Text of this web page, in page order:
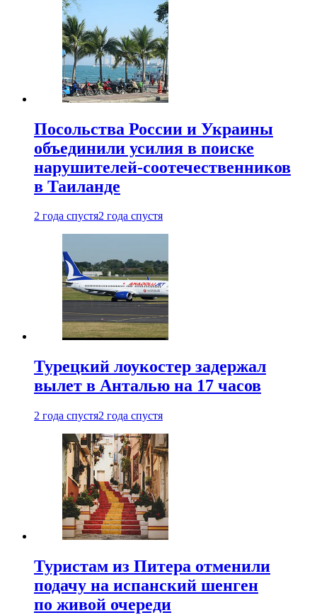
Посольства России и Украины
объединили усилия в поиске
нарушителей-соотечественников
в Таиланде
2 года спустя2 года спустя
Турецкий лоукостер задержал
вылет в Анталью на 17 часов
2 года спустя2 года спустя
Туристам из Питера отменили
подачу на испанский шенген
по живой очереди